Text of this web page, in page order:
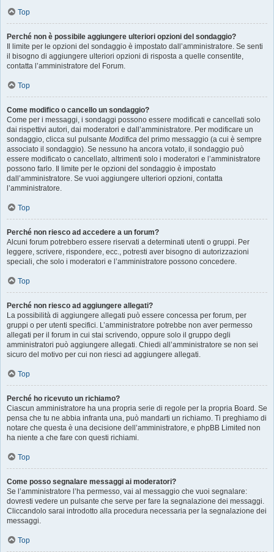
Top
Perché non è possibile aggiungere ulteriori opzioni del sondaggio?
Il limite per le opzioni del sondaggio è impostato dall’amministratore. Se senti
il bisogno di aggiungere ulteriori opzioni di risposta a quelle consentite,
contatta l’amministratore del Forum.
Top
Come modifico o cancello un sondaggio?
Come per i messaggi, i sondaggi possono essere modificati e cancellati solo
dai rispettivi autori, dai moderatori e dall’amministratore. Per modificare un
sondaggio, clicca sul pulsante Modifica del primo messaggio (a cui è sempre
associato il sondaggio). Se nessuno ha ancora votato, il sondaggio può
essere modificato o cancellato, altrimenti solo i moderatori e l’amministratore
possono farlo. Il limite per le opzioni del sondaggio è impostato
dall’amministratore. Se vuoi aggiungere ulteriori opzioni, contatta
l’amministratore.
Top
Perché non riesco ad accedere a un forum?
Alcuni forum potrebbero essere riservati a determinati utenti o gruppi. Per
leggere, scrivere, rispondere, ecc., potresti aver bisogno di autorizzazioni
speciali, che solo i moderatori e l’amministratore possono concedere.
Top
Perché non riesco ad aggiungere allegati?
La possibilità di aggiungere allegati può essere concessa per forum, per
gruppi o per utenti specifici. L’amministratore potrebbe non aver permesso
allegati per il forum in cui stai scrivendo, oppure solo il gruppo degli
amministratori può aggiungere allegati. Chiedi all’amministratore se non sei
sicuro del motivo per cui non riesci ad aggiungere allegati.
Top
Perché ho ricevuto un richiamo?
Ciascun amministratore ha una propria serie di regole per la propria Board. Se
pensa che tu ne abbia infranta una, può mandarti un richiamo. Ti preghiamo di
notare che questa è una decisione dell’amministratore, e phpBB Limited non
ha niente a che fare con questi richiami.
Top
Come posso segnalare messaggi ai moderatori?
Se l’amministratore l’ha permesso, vai al messaggio che vuoi segnalare:
dovresti vedere un pulsante che serve per fare la segnalazione dei messaggi.
Cliccandolo sarai introdotto alla procedura necessaria per la segnalazione dei
messaggi.
Top